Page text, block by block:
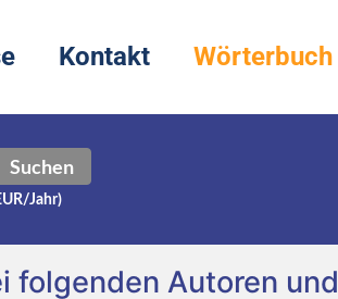
Kontakt Wörterbuch
Suchen
Jahr)
folgenden Autoren und